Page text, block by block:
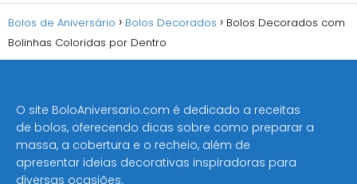
Bolos de Aniversário Bolos Decorados
Bolos Decorados com
Bolinhas Coloridas por Dentro
O site BoloAniversario.com é dedicado a receitas
de bolos, oferecendo dicas sobre como preparar a
massa, a cobertura e o recheio, além de
apresentar ideias decorativas inspiradoras para
diversas ocasiões​.